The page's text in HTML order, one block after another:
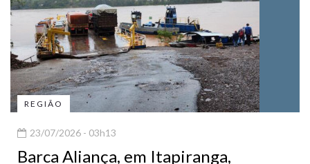
REGIÃO
23/07/2026 - 03h13
Barca Aliança, em Itapiranga,